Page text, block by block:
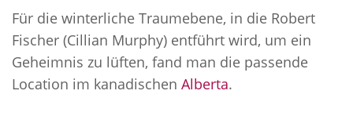
Für die winterliche Traumebene, in die Robert
Fischer (Cillian Murphy) entführt wird, um ein
Geheimnis zu lüften, fand man die passende
Location im kanadischen Alberta.